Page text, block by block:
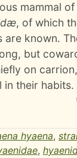
mammal of
, of which
are known.
but
on
in their habits.
hyaena,
,